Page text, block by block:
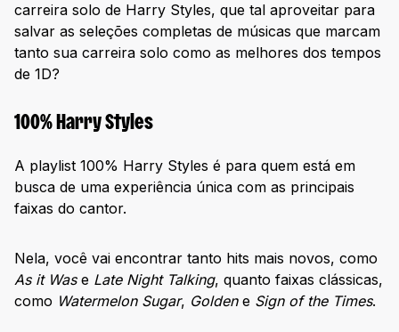
carreira solo de Harry Styles, que tal aproveitar para
salvar as seleções completas de músicas que marcam
tanto sua carreira solo como as melhores dos tempos
de 1D?
100% Harry Styles
A playlist 100% Harry Styles é para quem está em
busca de uma experiência única com as principais
faixas do cantor.
Nela, você vai encontrar tanto hits mais novos, como
As it Wase Late Night Talking, quanto faixas clássicas,
como Watermelon Sugar, Goldene Sign of the Times.